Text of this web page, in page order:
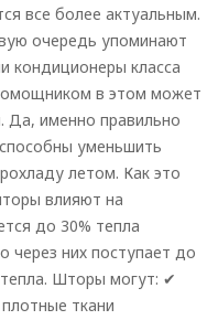
все более актуальным.
очередь упоминают
кондиционеры класса
в этом может
Да, именно правильно
уменьшить
летом. Как это
влияют на
до 30% тепла
них поступает до
Шторы могут: ✔
ткани